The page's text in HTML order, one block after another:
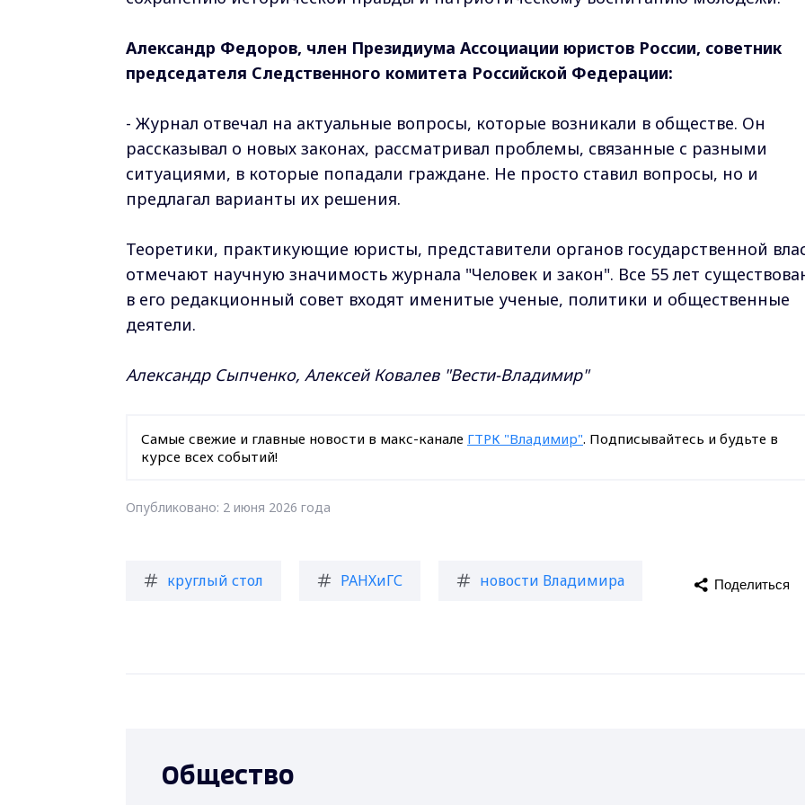
Александр Федоров, член Президиума Ассоциации юристов России, советник
председателя Следственного комитета Российской Федерации:
- Журнал отвечал на актуальные вопросы, которые возникали в обществе. Он
рассказывал о новых законах, рассматривал проблемы, связанные с разными
ситуациями, в которые попадали граждане. Не просто ставил вопросы, но и
предлагал варианты их решения.
Теоретики, практикующие юристы, представители органов государственной
отмечают научную значимость журнала "Человек и закон". Все 55 лет
в его редакционный совет входят именитые ученые, политики и общественные
деятели.
Александр Сыпченко, Алексей Ковалев "Вести-Владимир"
Самые свежие и главные новости в макс-канале ГТРК "Владимир". Подписывайтесь и будьте в
курсе всех событий!
Опубликовано: 2 июня 2026 года
круглый стол РАНХиГС новости Владимира Поделиться
Общество